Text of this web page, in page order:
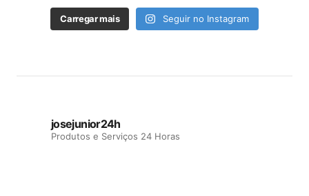
Carregar mais Seguir no Instagram
josejunior24h
Produtos e Serviços 24 Horas